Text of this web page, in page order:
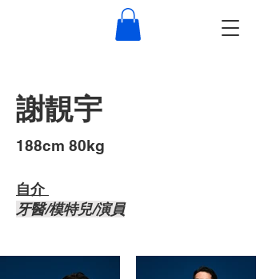
謝靚宇
​188cm 80kg
自介 ​
牙醫/模特兒/演員